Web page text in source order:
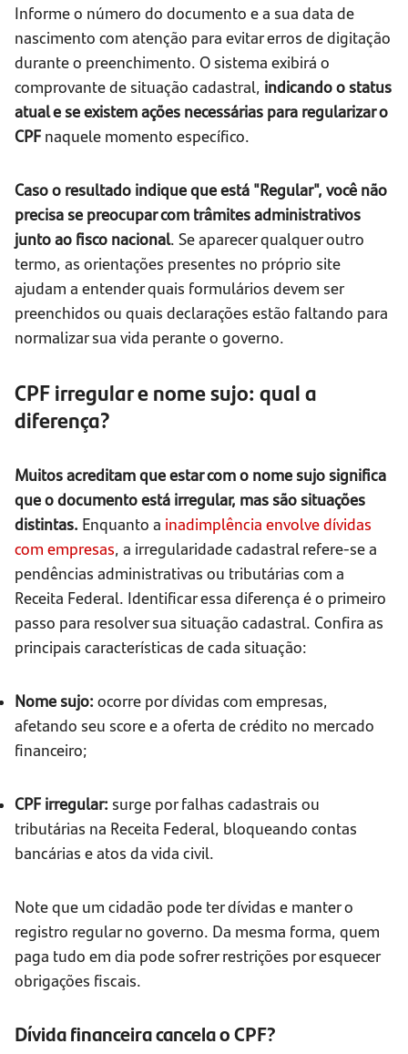
Informe o número do documento e a sua data de
nascimento com atenção para evitar erros de digitação
durante o preenchimento. O sistema exibirá o
comprovante de situação cadastral, indicando o status
atual e se existem ações necessárias para regularizar o
CPF naquele momento específico.
Caso o resultado indique que está "Regular", você não
precisa se preocupar com trâmites administrativos
junto ao fisco nacional. Se aparecer qualquer outro
termo, as orientações presentes no próprio site
ajudam a entender quais formulários devem ser
preenchidos ou quais declarações estão faltando para
normalizar sua vida perante o governo.
CPF irregular e nome sujo: qual a
diferença?
Muitos acreditam que estar com o nome sujo significa
que o documento está irregular, mas são situações
distintas. Enquanto a inadimplência envolve dívidas
com empresas, a irregularidade cadastral refere-se a
pendências administrativas ou tributárias com a
Receita Federal. Identificar essa diferença é o primeiro
passo para resolver sua situação cadastral. Confira as
principais características de cada situação:
Nome sujo: ocorre por dívidas com empresas,
afetando seu score e a oferta de crédito no mercado
financeiro;
CPF irregular: surge por falhas cadastrais ou
tributárias na Receita Federal, bloqueando contas
bancárias e atos da vida civil.
Note que um cidadão pode ter dívidas e manter o
registro regular no governo. Da mesma forma, quem
paga tudo em dia pode sofrer restrições por esquecer
obrigações fiscais.
Dívida financeira cancela o CPF?